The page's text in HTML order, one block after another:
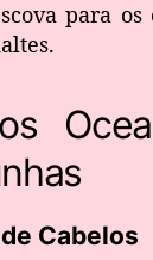
para os
Cabelos